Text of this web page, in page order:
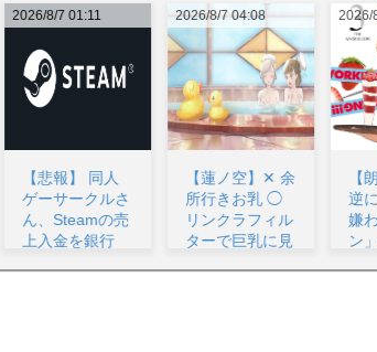
2026/8/7 04:08
【蓮ノ空】✕ 余
所行きお乳 ◯
リンクラフィル
ターで巨乳に見
2026/8/7 03:43
【朗報】じゃあ
逆に「男からも
嫌われるヒロイ
ン」って誰がい